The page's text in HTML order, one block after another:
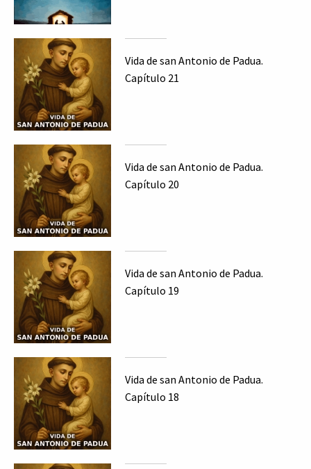
Vida de san Antonio de Padua.
Capítulo 21
Vida de san Antonio de Padua.
Capítulo 20
Vida de san Antonio de Padua.
Capítulo 19
Vida de san Antonio de Padua.
Capítulo 18